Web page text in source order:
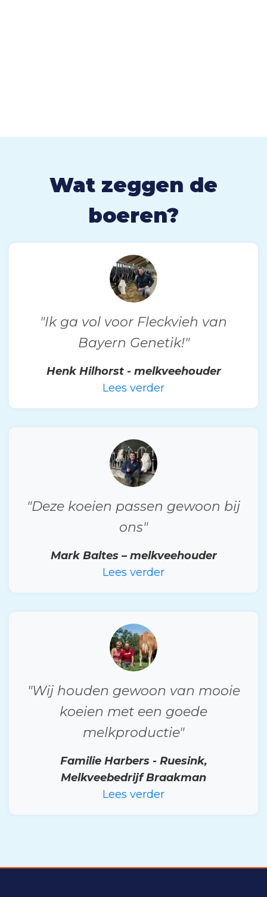
Wat zeggen de
boeren?
"Ik ga vol voor Fleckvieh van
Bayern Genetik!"
Henk Hilhorst - melkveehouder
Lees verder
"Deze koeien passen gewoon bij
ons"
Mark Baltes – melkveehouder
Lees verder
"Wij houden gewoon van mooie
koeien met een goede
melkproductie"
Familie Harbers - Ruesink,
Melkveebedrijf Braakman
Lees verder